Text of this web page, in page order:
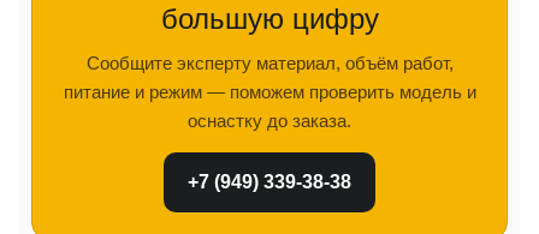
большую цифру
Сообщите эксперту материал, объём работ,
питание и режим — поможем проверить модель и
оснастку до заказа.
+7 (949) 339-38-38